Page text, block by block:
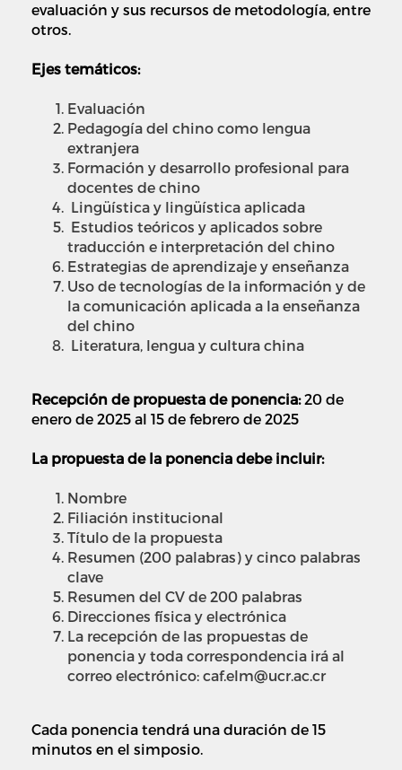
evaluación y sus recursos de metodología, entre
otros.
Ejes temáticos:
Evaluación
Pedagogía del chino como lengua
extranjera
­Formación y desarrollo profesional para
docentes de chino
­ Lingüística y lingüística aplicada
­ Estudios teóricos y aplicados sobre
traducción e interpretación del chino
Estrategias de aprendizaje y enseñanza
Uso de tecnologías de la información y de
la comunicación aplicada a la enseñanza
del chino
­ Literatura, lengua y cultura china
Recepción de propuesta de ponencia:20 de
enero de 2025 al 15 de febrero de 2025
La propuesta de la ponencia debe incluir:
Nombre
Filiación institucional
Título de la propuesta
Resumen (200 palabras) y cinco palabras
clave
Resumen del CV de 200 palabras
Direcciones física y electrónica
La recepción de las propuestas de
ponencia y toda correspondencia irá al
correo electrónico: caf.elm@ucr.ac.cr
Cada ponencia tendrá una duración de 15
minutos en el simposio.